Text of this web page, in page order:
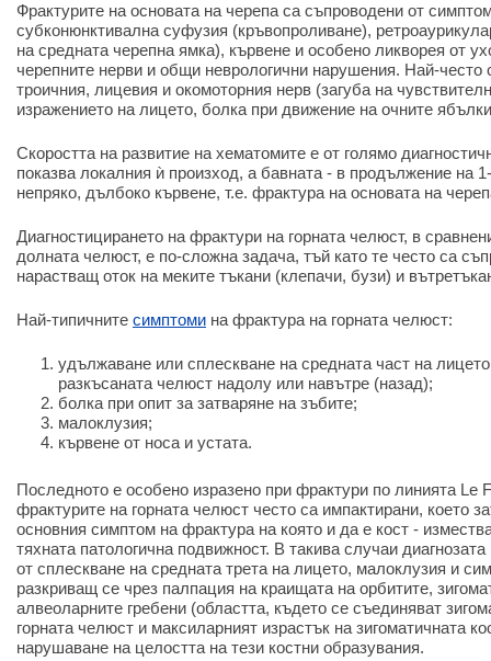
Фрактурите на основата на черепа са съпроводени от
субконюнктивална суфузия (кръвопроливане),
на средната черепна ямка), кървене и особено ликворея от
черепните нерви и общи неврологични нарушения. Най-често
троичния, лицевия и окомоторния нерв (загуба на
изражението на лицето, болка при движение на очните
Скоростта на развитие на хематомите е от голямо
показва локалния ѝ произход, а бавната - в продължение на
непряко, дълбоко кървене, т.е. фрактура на основата на
Диагностицирането на фрактури на горната челюст, в
долната челюст, е по-сложна задача, тъй като те често са
нарастващ оток на меките тъкани (клепачи, бузи) и
Най-типичните симптоми на фрактура на горната челюст:
удължаване или сплескване на средната част на
разкъсаната челюст надолу или навътре (назад);
болка при опит за затваряне на зъбите;
малоклузия;
кървене от носа и устата.
Последното е особено изразено при фрактури по линията Le
фрактурите на горната челюст често са импактирани, което
основния симптом на фрактура на която и да е кост -
тяхната патологична подвижност. В такива случаи
от сплескване на средната трета на лицето, малоклузия и
разкриващ се чрез палпация на краищата на орбитите,
алвеоларните гребени (областта, където се съединяват
горната челюст и максиларният израстък на зигоматичната
нарушаване на целостта на тези костни образувания.